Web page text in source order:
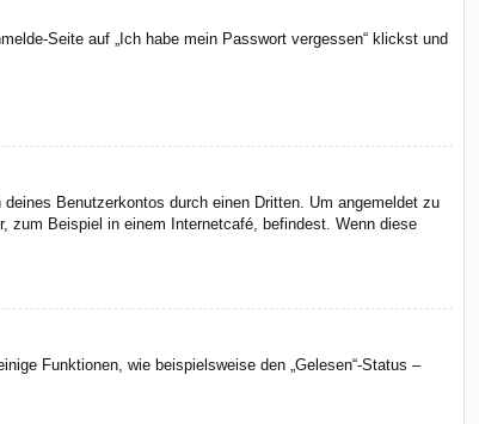
Seite auf „Ich habe mein Passwort vergessen“ klickst und
Benutzerkontos durch einen Dritten. Um angemeldet zu
zum Beispiel in einem Internetcafé, befindest. Wenn diese
Funktionen, wie beispielsweise den „Gelesen“-Status –